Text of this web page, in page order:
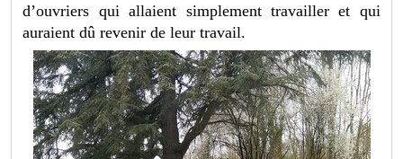
d’ouvriers qui allaient simplement travailler et qui
auraient dû revenir de leur travail.